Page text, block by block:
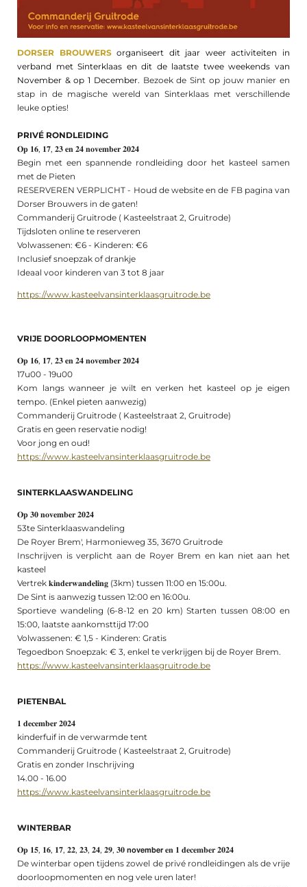
DORSER BROUWERSorganiseert dit jaar weer activiteiten in
verband met Sinterklaas en dit de laatste twee weekends van
November & op 1 December. Bezoek de Sint op jouw manier en
stap in de magische wereld van Sinterklaas met verschillende
leuke opties!
PRIVÉ RONDLEIDING
𝐎𝐩 𝟏𝟔, 𝟏𝟕, 𝟐𝟑 𝐞𝐧 𝟐𝟒 𝐧𝐨𝐯𝐞𝐦𝐛𝐞𝐫 𝟐𝟎𝟐𝟒
Begin met een spannende rondleiding door het kasteel samen
met de Pieten
RESERVEREN VERPLICHT - Houd de website en de FB pagina van
Dorser Brouwers in de gaten!
​​Commanderij Gruitrode ( Kasteelstraat 2, Gruitrode)
Tijdsloten online te reserveren
Volwassenen: €6 - Kinderen: €6
Inclusief snoepzak of drankje
Ideaal voor kinderen van 3 tot 8 jaar
https://www.kasteelvansinterklaasgruitrode.be
VRIJE DOORLOOPMOMENTEN
𝐎𝐩 𝟏𝟔, 𝟏𝟕, 𝟐𝟑 𝐞𝐧 𝟐𝟒 𝐧𝐨𝐯𝐞𝐦𝐛𝐞𝐫 𝟐𝟎𝟐𝟒
17u00 - 19u00
Kom langs wanneer je wilt en verken het kasteel op je eigen
tempo. (Enkel pieten aanwezig)
​​Commanderij Gruitrode ( Kasteelstraat 2, Gruitrode)
Gratis en geen reservatie nodig!
Voor jong en oud!
https://www.kasteelvansinterklaasgruitrode.be
SINTERKLAASWANDELING
𝐎𝐩 𝟑𝟎 𝐧𝐨𝐯𝐞𝐦𝐛𝐞𝐫 𝟐𝟎𝟐𝟒
53te Sinterklaaswandeling
De Royer Brem', Harmonieweg 35, 3670 Gruitrode
Inschrijven is verplicht aan de Royer Brem en kan niet aan het
kasteel
Vertrek 𝐤𝐢𝐧𝐝𝐞𝐫𝐰𝐚𝐧𝐝𝐞𝐥𝐢𝐧𝐠 (3km) tussen 11:00 en 15:00u.
De Sint is aanwezig tussen 12:00 en 16:00u.
Sportieve wandeling (6-8-12 en 20 km) Starten tussen 08:00 en
15:00, laatste aankomsttijd 17:00
Volwassenen: € 1,5 - Kinderen: Gratis
Tegoedbon Snoepzak: € 3, enkel te verkrijgen bij de Royer Brem.
https://www.kasteelvansinterklaasgruitrode.be
PIETENBAL
𝟏 𝐝𝐞𝐜𝐞𝐦𝐛𝐞𝐫 𝟐𝟎𝟐𝟒
kinderfuif in de verwarmde tent
Commanderij Gruitrode ( Kasteelstraat 2, Gruitrode)
Gratis en zonder Inschrijving
14.00 - 16.00
https://www.kasteelvansinterklaasgruitrode.be
WINTERBAR
𝐎𝐩 𝟏𝟓, 𝟏𝟔, 𝟏𝟕, 𝟐𝟐, 𝟐𝟑, 𝟐𝟒, 𝟐𝟗, 𝟑𝟎 𝗻𝗼𝘃𝗲𝗺𝗯𝗲𝗿 𝐞𝐧 𝟏 𝐝𝐞𝐜𝐞𝐦𝐛𝐞𝐫 𝟐𝟎𝟐𝟒
De winterbar open tijdens zowel de privé rondleidingen als de vrije
doorloopmomenten en nog vele uren later!